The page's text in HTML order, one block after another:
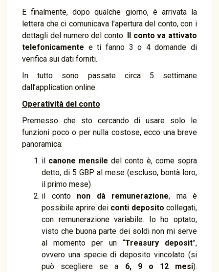
E finalmente, dopo qualche giorno, è arrivata la
lettera che ci comunicava l’apertura del conto, con i
dettagli del numero del conto. Il conto va attivato
telefonicamente e ti fanno 3 o 4 domande di
verifica sui dati forniti.
In tutto sono passate circa 5 settimane
dall’application online.
Operatività del conto
Premesso che sto cercando di usare solo le
funzioni poco o per nulla costose, ecco una breve
panoramica:
il canone mensile del conto è, come sopra
detto, di 5 GBP al mese (escluso, bontà loro,
il primo mese)
il conto non dà remunerazione, ma è
possibile aprire dei conti deposito collegati,
con remunerazione variabile. Io ho optato,
visto che buona parte dei soldi non mi serve
al momento per un “Treasury deposit”,
ovvero una specie di deposito vincolato (si
può scegliere se a 6, 9 o 12 mesi).